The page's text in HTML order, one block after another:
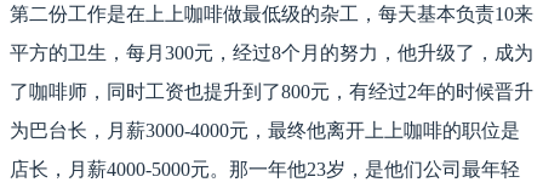
第二份工作是在上上咖啡做最低级的杂工，每天基本负责10来
平方的卫生，每月300元，经过8个月的努力，他升级了，成为
了咖啡师，同时工资也提升到了800元，有经过2年的时候晋升
为巴台长，月薪3000-4000元，最终他离开上上咖啡的职位是
店长，月薪4000-5000元。那一年他23岁，是他们公司最年轻